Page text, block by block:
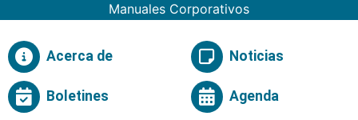
Manuales Corporativos
Acerca de Noticias
Boletines Agenda